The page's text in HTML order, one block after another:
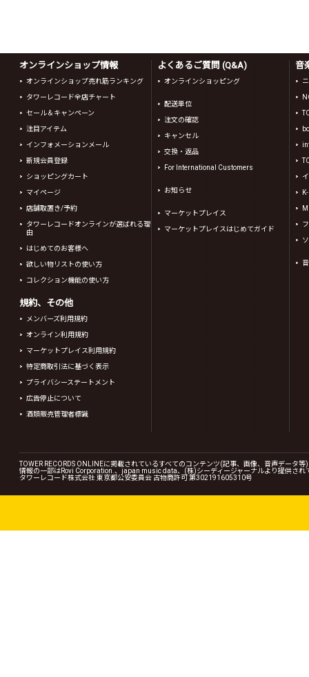
オンラインショップ情報
オンラインショップ売れ筋ランキング
タワーレコード全店チャート
セール＆キャンペーン
注目アイテム
インフォメーションメール
新規会員登録
ショッピングカート
マイページ
店舗取置き/予約
タワーレコードオンラインが選ばれる理
由
はじめてのお客様へ
欲しい物リストの使い方
コレクション機能の使い方
規約、その他
メンバーズ利用規約
オンライン利用規約
マーケットプレイス利用規約
特定商取引法に基づく表示
プライバシーステートメント
広告停止について
酒類販売管理者標識
よくあるご質問 (Q&A)
オンラインショッピング
配送単位
注文の確認
キャンセル
交換・返品
For International Customers
お知らせ
マーケットプレイス
マーケットプレイスはじめてガイド
音
TOWER RECORDS ONLINEに掲載されているすべてのコンテンツ(記事、画像、音声データ
情報の一部はRovi Corporation.、japan music data、(株)シーディージャーナルより提供され
タワーレコード株式会社 東京都公安委員会 古物商許可 第302191605310号